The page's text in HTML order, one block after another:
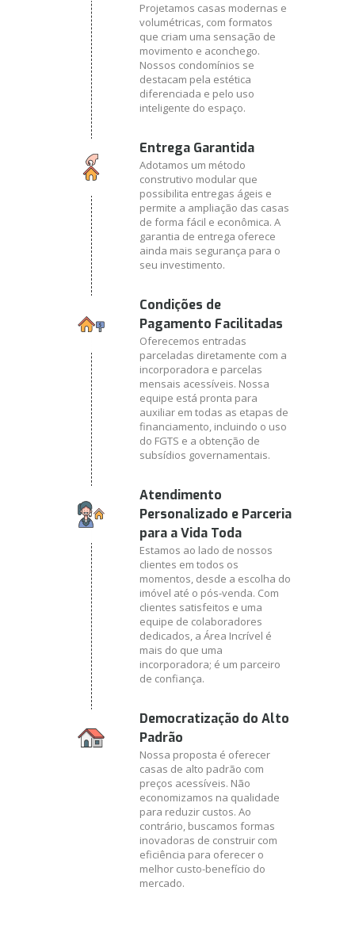
Projetamos casas modernas e
volumétricas, com formatos
que criam uma sensação de
movimento e aconchego.
Nossos condomínios se
destacam pela estética
diferenciada e pelo uso
inteligente do espaço.
Entrega Garantida
Adotamos um método
construtivo modular que
possibilita entregas ágeis e
permite a ampliação das casas
de forma fácil e econômica. A
garantia de entrega oferece
ainda mais segurança para o
seu investimento.
Condições de
Pagamento Facilitadas
Oferecemos entradas
parceladas diretamente com a
incorporadora e parcelas
mensais acessíveis. Nossa
equipe está pronta para
auxiliar em todas as etapas de
financiamento, incluindo o uso
do FGTS e a obtenção de
subsídios governamentais.
Atendimento
Personalizado e Parceria
para a Vida Toda
Estamos ao lado de nossos
clientes em todos os
momentos, desde a escolha do
imóvel até o pós-venda. Com
clientes satisfeitos e uma
equipe de colaboradores
dedicados, a Área Incrível é
mais do que uma
incorporadora; é um parceiro
de confiança.
Democratização do Alto
Padrão
Nossa proposta é oferecer
casas de alto padrão com
preços acessíveis. Não
economizamos na qualidade
para reduzir custos. Ao
contrário, buscamos formas
inovadoras de construir com
eficiência para oferecer o
melhor custo-benefício do
mercado.